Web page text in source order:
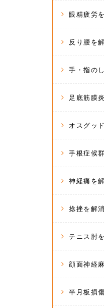
眼精疲労
反り腰を
手・指の
足底筋膜
オスグッ
手根症候
神経痛を
捻挫を解消
テニス肘
顔面神経
半月板損